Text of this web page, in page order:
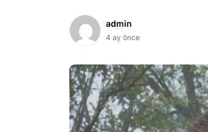
admin
4 ay önce